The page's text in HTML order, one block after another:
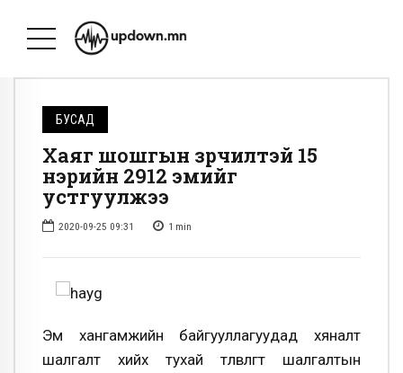
БУСАД
Хаяг шошгын зөрчилтэй 15
нэрийн 2912 эмийг
устгуулжээ
2020-09-25 09:31 1 min
Эм хангамжийн байгууллагуудад хяналт
шалгалт хийх тухай төлөвлөгөөт шалгалтын